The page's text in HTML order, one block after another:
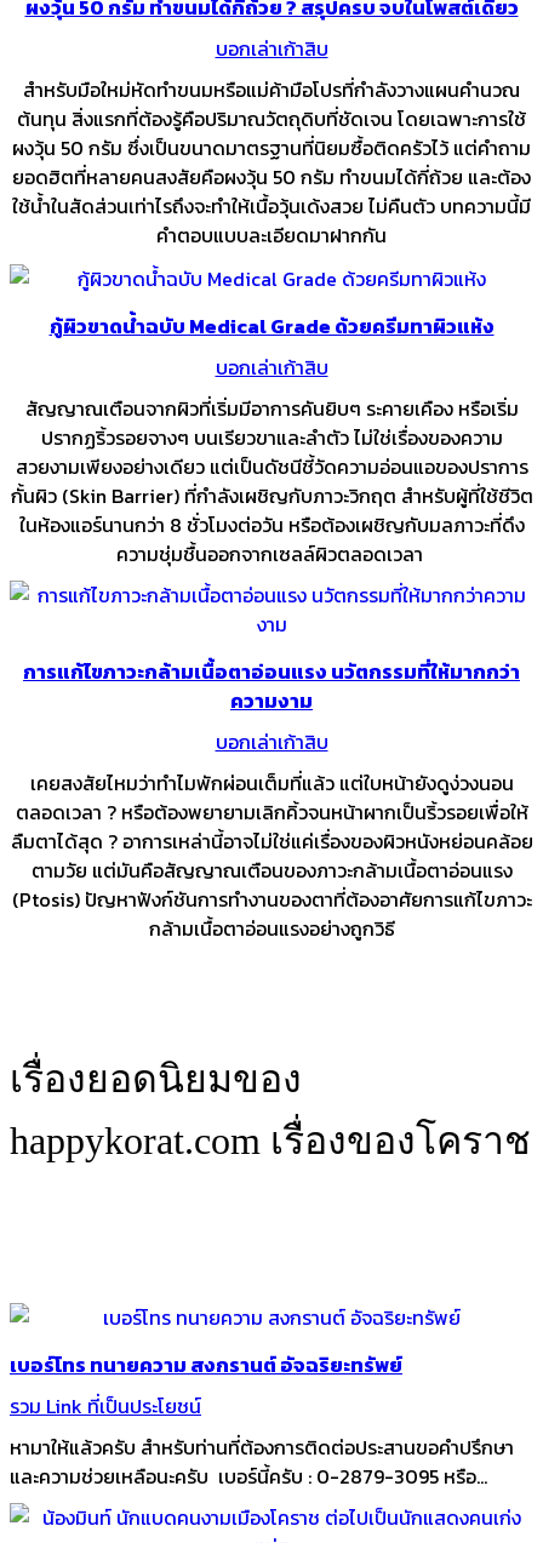
ผงวุ้น 50 กรัม ทำขนมได้กี่ถ้วย ? สรุปครบ จบในโพสต์เดียว
บอกเล่าเก้าสิบ
สำหรับมือใหม่หัดทำขนมหรือแม่ค้ามือโปรที่กำลังวางแผนคำนวณ
ต้นทุน สิ่งแรกที่ต้องรู้คือปริมาณวัตถุดิบที่ชัดเจน โดยเฉพาะการใช้
ผงวุ้น 50 กรัม ซึ่งเป็นขนาดมาตรฐานที่นิยมซื้อติดครัวไว้ แต่คำถาม
ยอดฮิตที่หลายคนสงสัยคือผงวุ้น 50 กรัม ทำขนมได้กี่ถ้วย และต้อง
ใช้น้ำในสัดส่วนเท่าไรถึงจะทำให้เนื้อวุ้นเด้งสวย ไม่คืนตัว บทความนี้มี
คำตอบแบบละเอียดมาฝากกัน
กู้ผิวขาดน้ำฉบับ Medical Grade ด้วยครีมทาผิวแห้ง
บอกเล่าเก้าสิบ
สัญญาณเตือนจากผิวที่เริ่มมีอาการคันยิบๆ ระคายเคือง หรือเริ่ม
ปรากฏริ้วรอยจางๆ บนเรียวขาและลำตัว ไม่ใช่เรื่องของความ
สวยงามเพียงอย่างเดียว แต่เป็นดัชนีชี้วัดความอ่อนแอของปราการ
กั้นผิว (Skin Barrier) ที่กำลังเผชิญกับภาวะวิกฤต สำหรับผู้ที่ใช้ชีวิต
ในห้องแอร์นานกว่า 8 ชั่วโมงต่อวัน หรือต้องเผชิญกับมลภาวะที่ดึง
ความชุ่มชื้นออกจากเซลล์ผิวตลอดเวลา
การแก้ไขภาวะกล้ามเนื้อตาอ่อนแรง นวัตกรรมที่ให้มากกว่า
ความงาม
บอกเล่าเก้าสิบ
เคยสงสัยไหมว่าทำไมพักผ่อนเต็มที่แล้ว แต่ใบหน้ายังดูง่วงนอน
ตลอดเวลา ? หรือต้องพยายามเลิกคิ้วจนหน้าผากเป็นริ้วรอยเพื่อให้
ลืมตาได้สุด ? อาการเหล่านี้อาจไม่ใช่แค่เรื่องของผิวหนังหย่อนคล้อย
ตามวัย แต่มันคือสัญญาณเตือนของภาวะกล้ามเนื้อตาอ่อนแรง
(Ptosis) ปัญหาฟังก์ชันการทำงานของตาที่ต้องอาศัยการแก้ไขภาวะ
กล้ามเนื้อตาอ่อนแรงอย่างถูกวิธี
เรื่องยอดนิยมของ
happykorat.com เรื่องของโคราช
เบอร์โทร ทนายความ สงกรานต์ อัจฉริยะทรัพย์
รวม Link ที่เป็นประโยชน์
หามาให้แล้วครับ สำหรับท่านที่ต้องการติดต่อประสานขอคำปรึกษา
และความช่วยเหลือนะครับ เบอร์นี้ครับ : 0-2879-3095 หรือ...